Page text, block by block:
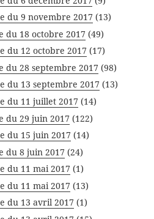
du 9 novembre 2017 (13)
du 18 octobre 2017 (49)
du 12 octobre 2017 (17)
du 28 septembre 2017 (98)
du 13 septembre 2017 (13)
du 11 juillet 2017 (14)
du 29 juin 2017 (122)
du 15 juin 2017 (14)
du 8 juin 2017 (24)
du 11 mai 2017 (1)
du 11 mai 2017 (13)
du 13 avril 2017 (1)